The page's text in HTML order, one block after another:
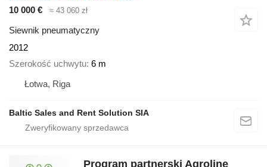
10 000 €
≈ 43 060 zł
Siewnik pneumatyczny
2012
Szerokość uchwytu 6 m
Łotwa, Riga
Baltic Sales and Rent Solution SIA
Program partnerski Agroline